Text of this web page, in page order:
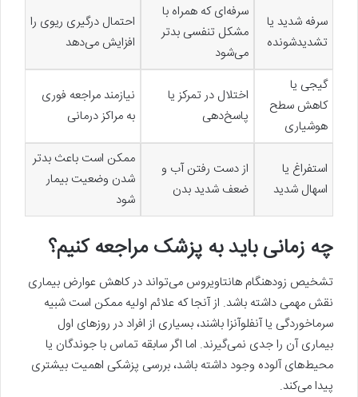
سرفه شدید یا
تشدیدشونده
سرفه‌ای که همراه با
مشکل تنفسی بدتر
می‌شود
احتمال درگیری ریوی را
افزایش می‌دهد
گیجی یا
کاهش سطح
هوشیاری
اختلال در تمرکز یا
پاسخ‌دهی
نیازمند مراجعه فوری
به مراکز درمانی
استفراغ یا
اسهال شدید
از دست رفتن آب و
ضعف شدید بدن
ممکن است باعث بدتر
شدن وضعیت بیمار
شود
چه زمانی باید به پزشک مراجعه کنیم؟
تشخیص زودهنگام هانتاویروس می‌تواند در کاهش عوارض بیماری
نقش مهمی داشته باشد. از آنجا که علائم اولیه ممکن است شبیه
سرماخوردگی یا آنفلوآنزا باشند، بسیاری از افراد در روزهای اول
بیماری آن را جدی نمی‌گیرند. اما اگر سابقه تماس با جوندگان یا
محیط‌های آلوده وجود داشته باشد، بررسی پزشکی اهمیت بیشتری
پیدا می‌کند.